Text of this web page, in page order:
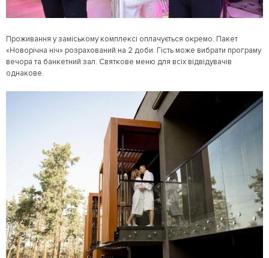
Проживання у заміському комплексі оплачується окремо. Пакет
«Новорічна ніч» розрахований на 2 доби. Гість може вибрати програму
вечора та банкетний зал. Святкове меню для всіх відвідувачів
однакове.